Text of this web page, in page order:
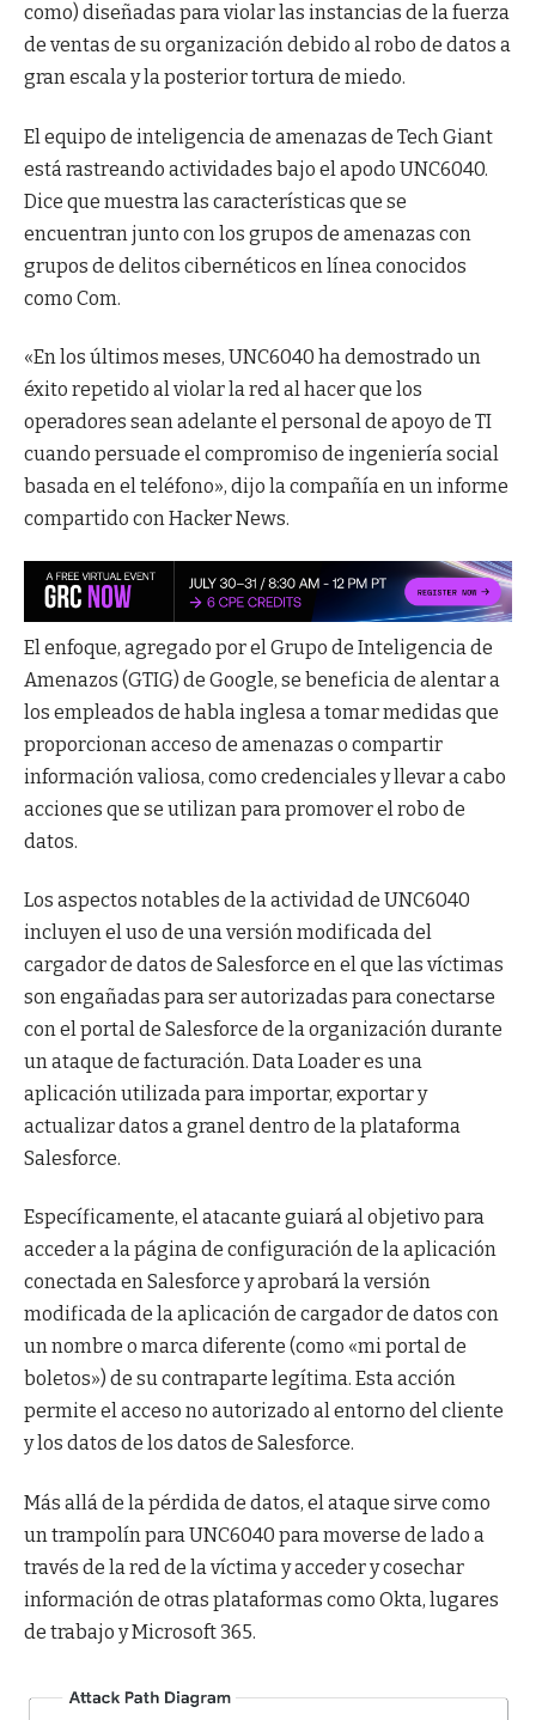
como) diseñadas para violar las instancias de la fuerza
de ventas de su organización debido al robo de datos a
gran escala y la posterior tortura de miedo.
El equipo de inteligencia de amenazas de Tech Giant
está rastreando actividades bajo el apodo UNC6040.
Dice que muestra las características que se
encuentran junto con los grupos de amenazas con
grupos de delitos cibernéticos en línea conocidos
como Com.
«En los últimos meses, UNC6040 ha demostrado un
éxito repetido al violar la red al hacer que los
operadores sean adelante el personal de apoyo de TI
cuando persuade el compromiso de ingeniería social
basada en el teléfono», dijo la compañía en un informe
compartido con Hacker News.
El enfoque, agregado por el Grupo de Inteligencia de
Amenazos (GTIG) de Google, se beneficia de alentar a
los empleados de habla inglesa a tomar medidas que
proporcionan acceso de amenazas o compartir
información valiosa, como credenciales y llevar a cabo
acciones que se utilizan para promover el robo de
datos.
Los aspectos notables de la actividad de UNC6040
incluyen el uso de una versión modificada del
cargador de datos de Salesforce en el que las víctimas
son engañadas para ser autorizadas para conectarse
con el portal de Salesforce de la organización durante
un ataque de facturación. Data Loader es una
aplicación utilizada para importar, exportar y
actualizar datos a granel dentro de la plataforma
Salesforce.
Específicamente, el atacante guiará al objetivo para
acceder a la página de configuración de la aplicación
conectada en Salesforce y aprobará la versión
modificada de la aplicación de cargador de datos con
un nombre o marca diferente (como «mi portal de
boletos») de su contraparte legítima. Esta acción
permite el acceso no autorizado al entorno del cliente
y los datos de los datos de Salesforce.
Más allá de la pérdida de datos, el ataque sirve como
un trampolín para UNC6040 para moverse de lado a
través de la red de la víctima y acceder y cosechar
información de otras plataformas como Okta, lugares
de trabajo y Microsoft 365.